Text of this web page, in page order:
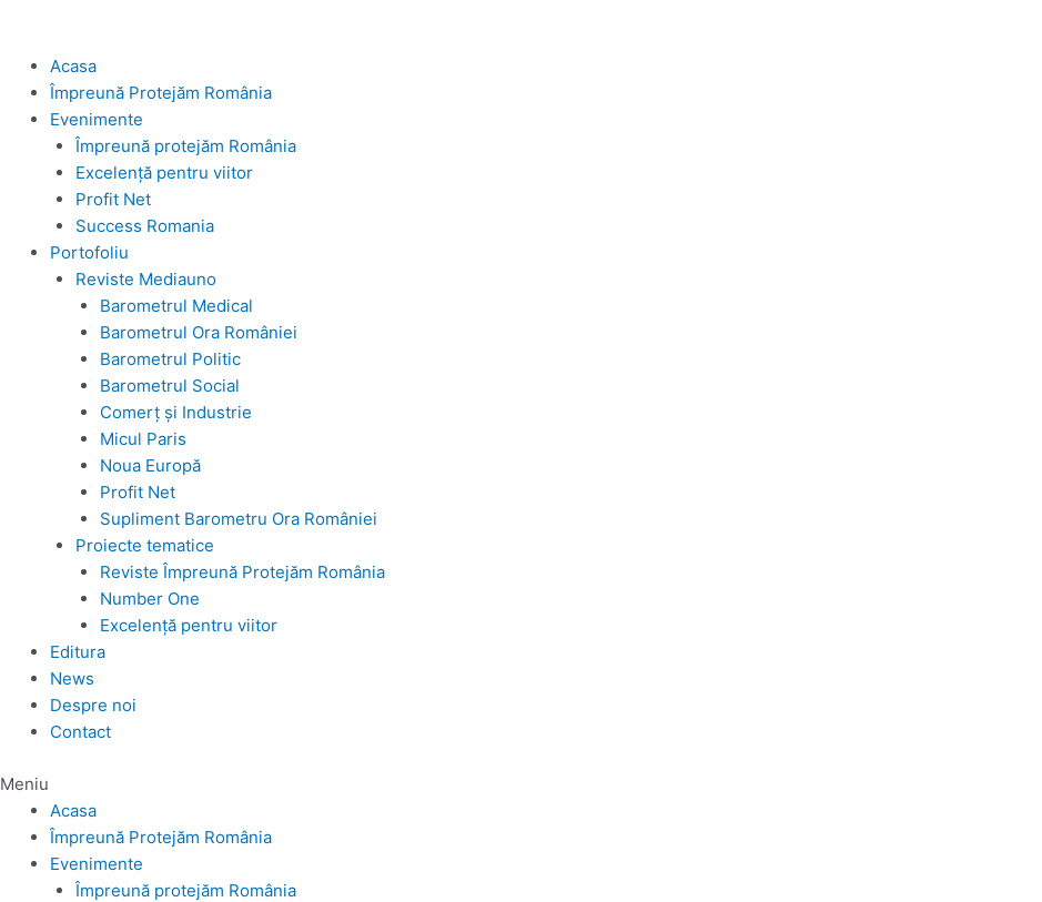
Acasa
Împreună Protejăm România
Evenimente
Împreună protejăm România
Excelență pentru viitor
Profit Net
Success Romania
Portofoliu
Reviste Mediauno
Barometrul Medical
Barometrul Ora României
Barometrul Politic
Barometrul Social
Comerț și Industrie
Micul Paris
Noua Europă
Profit Net
Supliment Barometru Ora României
Proiecte tematice
Reviste Împreună Protejăm România
Number One
Excelență pentru viitor
Editura
News
Despre noi
Contact
Meniu
Acasa
Împreună Protejăm România
Evenimente
Împreună protejăm România